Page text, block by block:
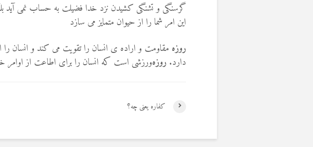
گرسنگی و تشنگی کشیدن نزد خدا فضیلت به حساب نمی آید
این امر شما را از حیوان متمایز می سازد
روزه مقاومت و اراده ی انسان را تقویت می کند و انسان را
دارد.روزهورزشی است که انسان را برای اطاعت از اوامر
کفاره یعنی چه؟